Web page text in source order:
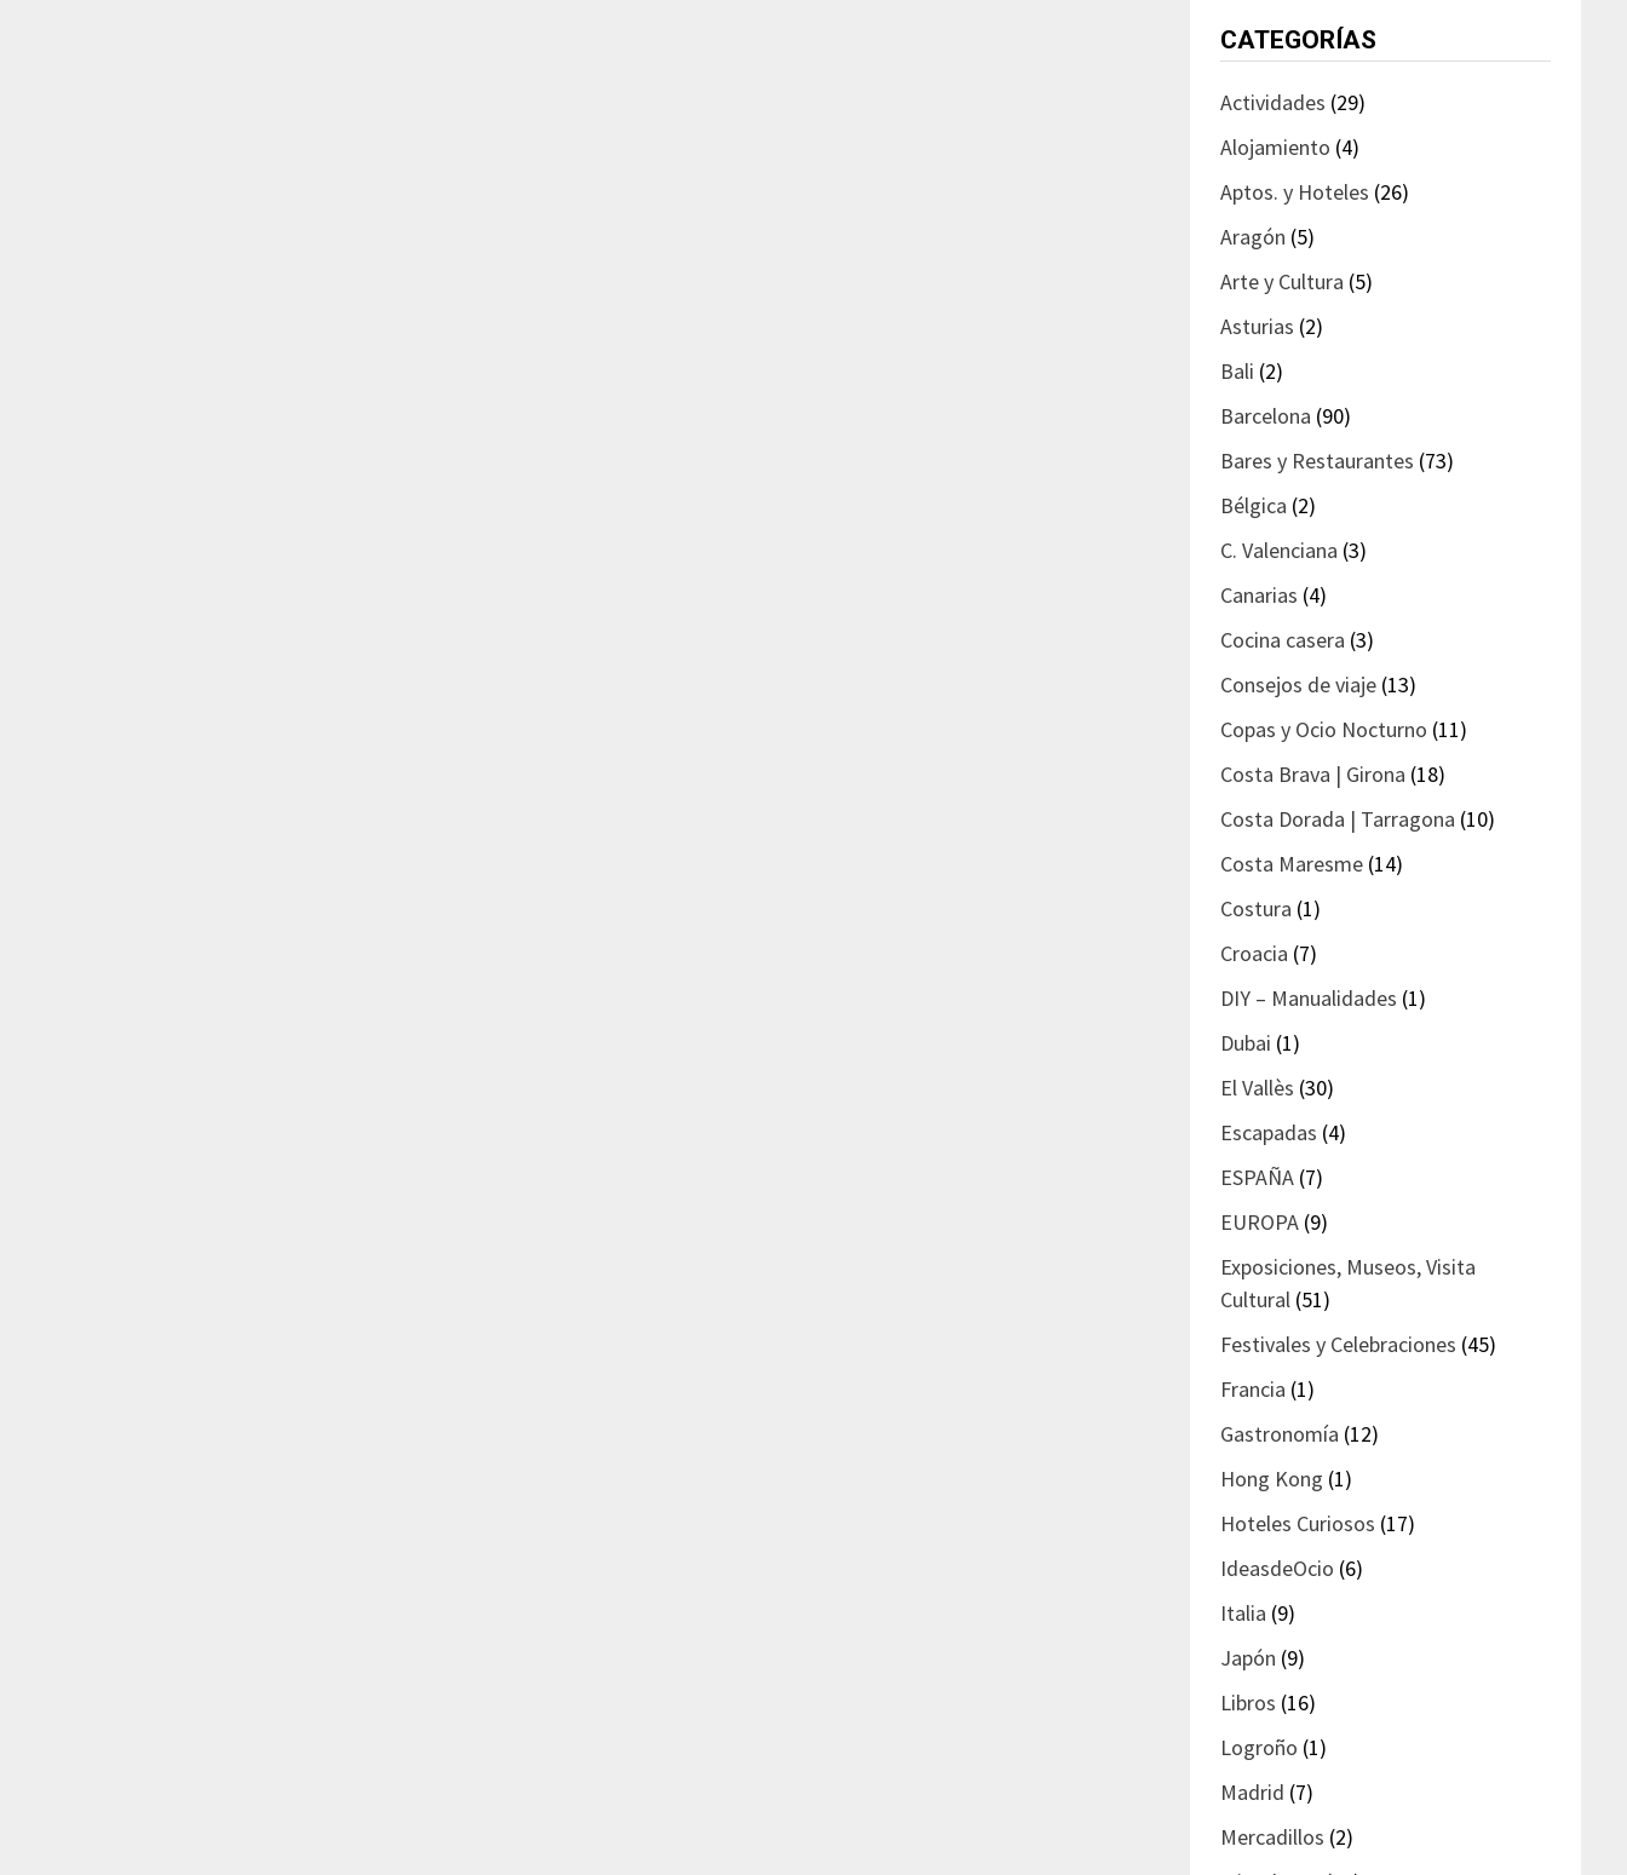
CATEGORÍAS
Actividades (29)
Alojamiento (4)
Aptos. y Hoteles (26)
Aragón (5)
Arte y Cultura (5)
Asturias (2)
Bali (2)
Barcelona (90)
Bares y Restaurantes (73)
Bélgica (2)
C. Valenciana (3)
Canarias (4)
Cocina casera (3)
Consejos de viaje (13)
Copas y Ocio Nocturno (11)
Costa Brava | Girona (18)
Costa Dorada | Tarragona (10)
Costa Maresme (14)
Costura (1)
Croacia (7)
DIY – Manualidades (1)
Dubai (1)
El Vallès (30)
Escapadas (4)
ESPAÑA (7)
EUROPA (9)
Exposiciones, Museos, Visita
Cultural (51)
Festivales y Celebraciones (45)
Francia (1)
Gastronomía (12)
Hong Kong (1)
Hoteles Curiosos (17)
IdeasdeOcio (6)
Italia (9)
Japón (9)
Libros (16)
Logroño (1)
Madrid (7)
Mercadillos (2)